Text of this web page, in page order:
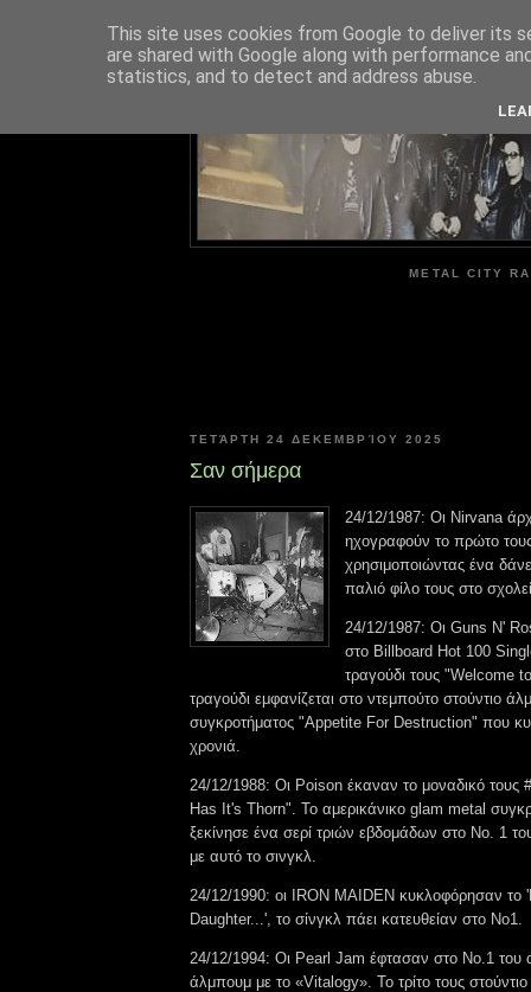
METAL CITY
ΤΕΤΆΡΤΗ 24 ΔΕΚΕΜΒΡΊΟΥ 2025
Σαν σήμερα
24/12/1987: Οι Nirvana
ηχογραφούν το πρώτο
χρησιμοποιώντας ένα
παλιό φίλο τους στο
24/12/1987: Οι Guns N'
στο Billboard Hot 100
τραγούδι τους "Welcome
τραγούδι εμφανίζεται στο ντεμπούτο στούντιο
συγκροτήματος "Appetite For Destruction" που
χρονιά.
24/12/1988: Οι Poison έκαναν το μοναδικό τους
Has It's Thorn". Το αμερικάνικο glam metal
ξεκίνησε ένα σερί τριών εβδομάδων στο Νο. 1
με αυτό το σινγκλ.
24/12/1990: οι IRON MAIDEN κυκλοφόρησαν το
Daughter...', το σίνγκλ πάει κατευθείαν στο Νο1.
24/12/1994: Οι Pearl Jam έφτασαν στο Νο.1 του
άλμπουμ με το «Vitalogy». Το τρίτο τους
This site uses cookies from Google to deliver its
are shared with Google along with performance
statistics, and to detect and address abuse.